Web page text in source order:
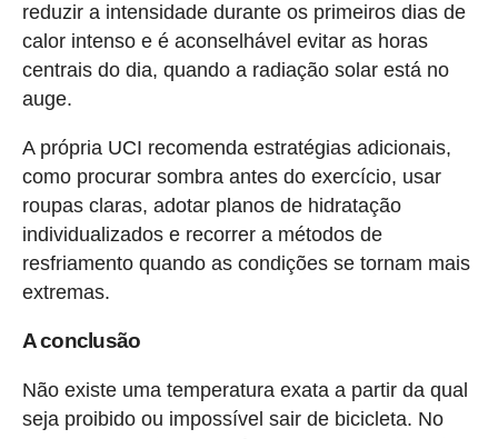
reduzir a intensidade durante os primeiros dias de
calor intenso e é aconselhável evitar as horas
centrais do dia, quando a radiação solar está no
auge.
A própria UCI recomenda estratégias adicionais,
como procurar sombra antes do exercício, usar
roupas claras, adotar planos de hidratação
individualizados e recorrer a métodos de
resfriamento quando as condições se tornam mais
extremas.
A conclusão
Não existe uma temperatura exata a partir da qual
seja proibido ou impossível sair de bicicleta. No